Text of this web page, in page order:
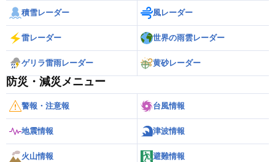
積雪レーダー 風レーダー
雷レーダー 世界の雨雲レーダー
ゲリラ雷雨レーダー 黄砂レーダー
防災・減災メニュー
警報・注意報 台風情報
地震情報 津波情報
火山情報 避難情報